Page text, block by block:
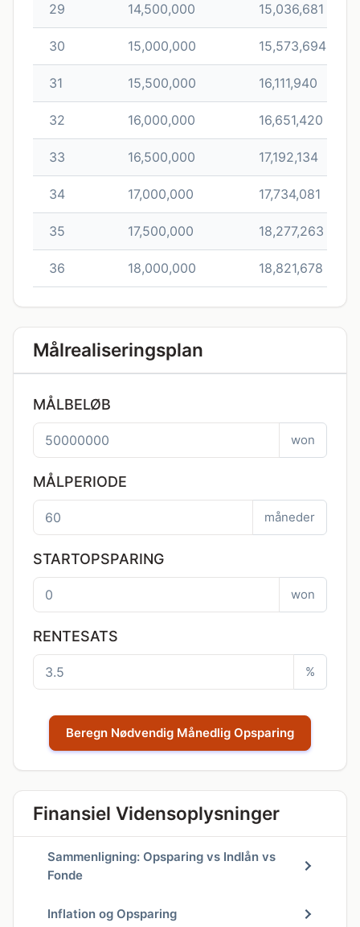
29 14,500,000 15,036,681
30 15,000,000 15,573,694
31 15,500,000 16,111,940
32 16,000,000 16,651,420
33 16,500,000 17,192,134
34 17,000,000 17,734,081
35 17,500,000 18,277,263
36 18,000,000 18,821,678
Målrealiseringsplan
MÅLBELØB
won
MÅLPERIODE
måneder
STARTOPSPARING
won
RENTESATS
%
Beregn Nødvendig Månedlig Opsparing
Finansiel Vidensoplysninger
Sammenligning: Opsparing vs Indlån vs
Fonde
Inflation og Opsparing